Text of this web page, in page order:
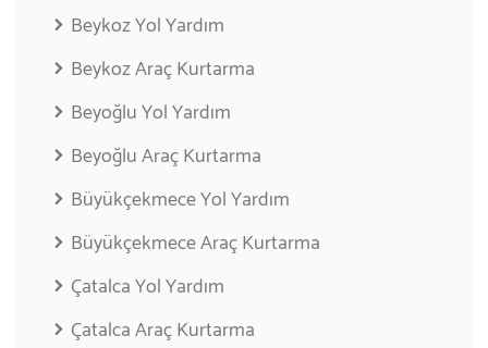
Beykoz Yol Yardım
Beykoz Araç Kurtarma
Beyoğlu Yol Yardım
Beyoğlu Araç Kurtarma
Büyükçekmece Yol Yardım
Büyükçekmece Araç Kurtarma
Çatalca Yol Yardım
Çatalca Araç Kurtarma